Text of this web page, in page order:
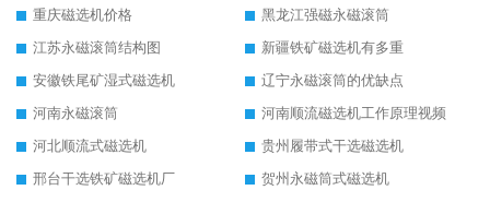
重庆磁选机价格
黑龙江强磁永磁滚筒
江苏永磁滚筒结构图
新疆铁矿磁选机有多重
安徽铁尾矿湿式磁选机
辽宁永磁滚筒的优缺点
河南永磁滚筒
河南顺流磁选机工作原理视频
河北顺流式磁选机
贵州履带式干选磁选机
邢台干选铁矿磁选机厂
贺州永磁筒式磁选机